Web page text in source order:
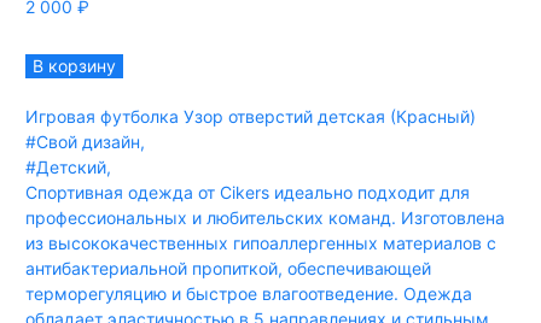
2 000 ₽
В корзину
Игровая футболка Узор отверстий детская (Красный)
#Свой дизайн,
#Детский,
Спортивная одежда от Cikers идеально подходит для
профессиональных и любительских команд. Изготовлена
из высококачественных гипоаллергенных материалов с
антибактериальной пропиткой, обеспечивающей
терморегуляцию и быстрое влагоотведение. Одежда
обладает эластичностью в 5 направлениях и стильным